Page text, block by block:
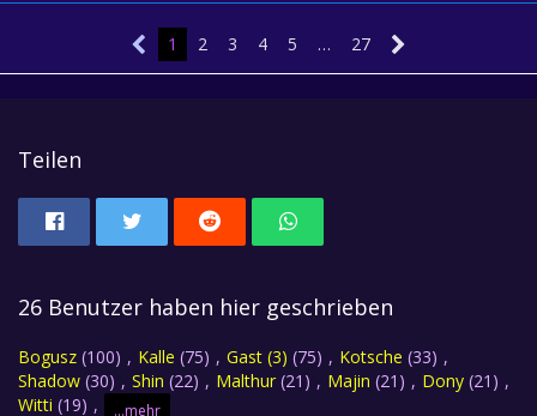
1 2 3 4 5 … 27
Teilen
26 Benutzer haben hier geschrieben
Bogusz (100) Kalle (75) Gast (3) (75) Kotsche (33)
Shadow (30) Shin (22) Malthur (21) Majin (21) Dony (21)
Witti (19) ...mehr